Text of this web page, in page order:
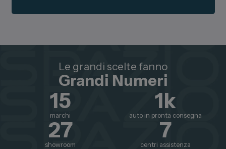
Le grandi scelte fanno
Grandi Numeri
marchi
15
auto in pronta consegna
1k
showroom
27
centri assistenza
7